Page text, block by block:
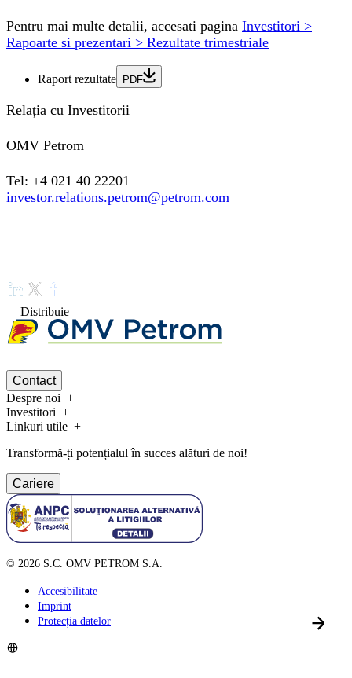
Pentru mai multe detalii, accesati pagina Investitori >
Rapoarte si prezentari > Rezultate trimestriale
Raport rezultate PDF
Relația cu Investitorii
OMV Petrom
Tel: +4 021 40 22201
investor.relations.petrom@petrom.com
Distribuie
Contact
Despre noi
Investitori
Linkuri utile
Transformă-ți potențialul în succes alături de noi!
Cariere
© 2026 S.C. OMV PETROM S.A.
Accesibilitate
Imprint
Protecția datelor